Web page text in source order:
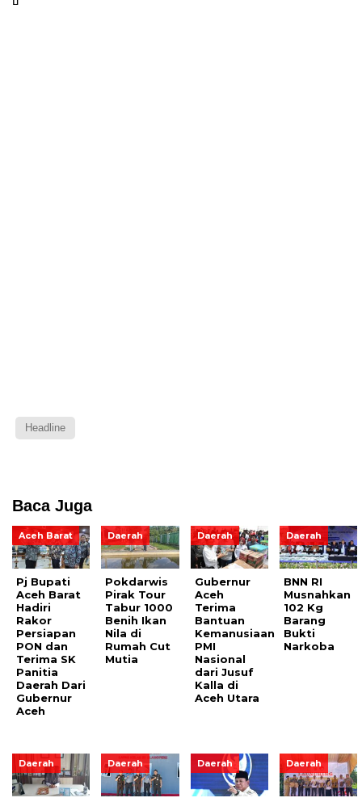
Headline
Baca Juga
Aceh Barat
Pj Bupati
Aceh Barat
Hadiri
Rakor
Persiapan
PON dan
Terima SK
Panitia
Daerah Dari
Gubernur
Aceh
Daerah
Pokdarwis
Pirak Tour
Tabur 1000
Benih Ikan
Nila di
Rumah Cut
Mutia
Daerah
Gubernur
Aceh
Terima
Bantuan
Kemanusiaan
PMI
Nasional
dari Jusuf
Kalla di
Aceh Utara
Daerah
BNN RI
Musnahkan
102 Kg
Barang
Bukti
Narkoba
Daerah Daerah Daerah Daerah